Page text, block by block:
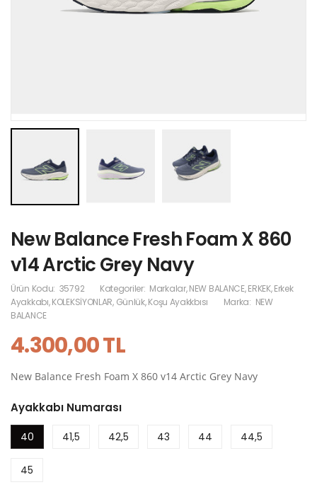
New Balance Fresh Foam X 860
v14 Arctic Grey Navy
Ürün Kodu: 35792 Kategoriler: Markalar,NEW BALANCE,ERKEK,Erkek
Ayakkabı,KOLEKSİYONLAR, Günlük,Koşu Ayakkbısı Marka: NEW
BALANCE
4.300,00 TL
New Balance Fresh Foam X 860 v14 Arctic Grey Navy
Ayakkabı Numarası
40 41,5 42,5 43 44 44,5
45